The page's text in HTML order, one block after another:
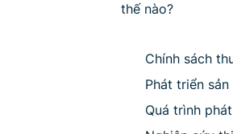
thế nào?
Chính sách
Phát triển
Quá trình